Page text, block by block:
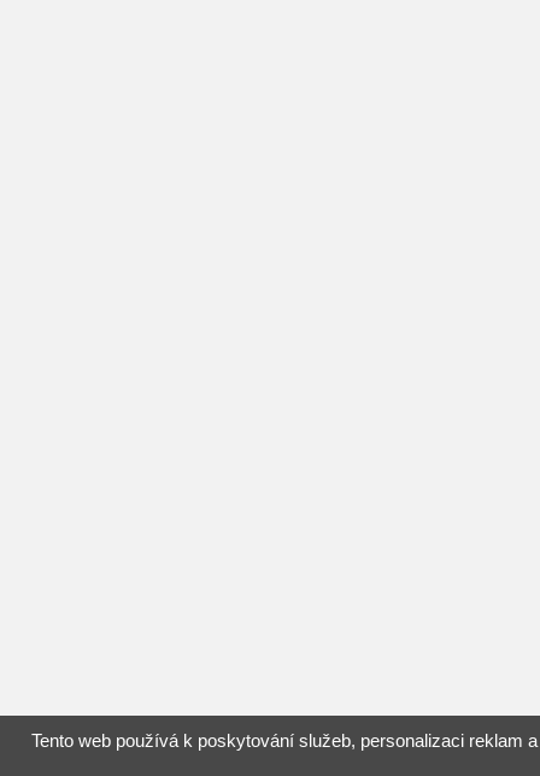
Tento web používá k poskytování služeb, personalizaci reklam